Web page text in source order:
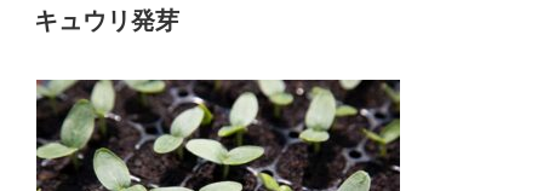
稿
日:
キュウリ発芽